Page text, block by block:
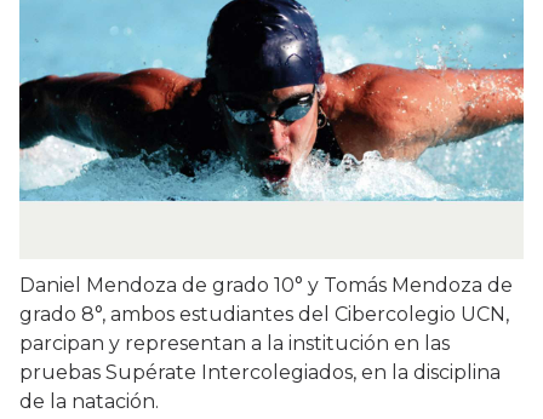
Daniel Mendoza de grado 10° y Tomás Mendoza de
grado 8°, ambos estudiantes del Cibercolegio UCN,
parcipan y representan a la institución en las
pruebas Supérate Intercolegiados, en la disciplina
de la natación.